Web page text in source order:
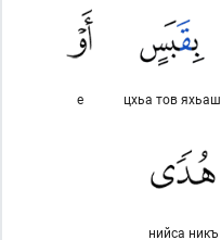
цхьа тов яхьаш
е
нийса никъ